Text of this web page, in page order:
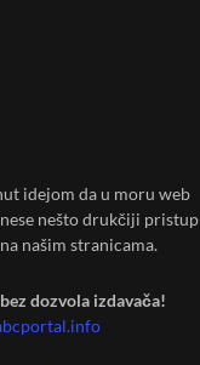
idejom da u moru web
nešto drukčiji pristup
našim stranicama.
dozvola izdavača!